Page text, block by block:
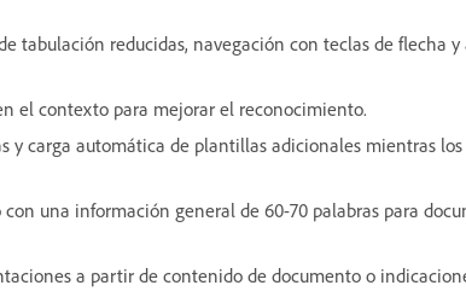
tabulación reducidas, navegación con teclas de flecha y
el contexto para mejorar el reconocimiento.
y carga automática de plantillas adicionales mientras los
una información general de 60-70 palabras para
a partir de contenido de documento o